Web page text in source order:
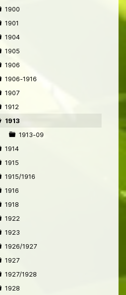
1900
1901
1904
1905
1906
1906-1916
1907
1912
1913
1913-09
1914
1915
1915/1916
1916
1918
1922
1923
1926/1927
1927
1927/1928
1928